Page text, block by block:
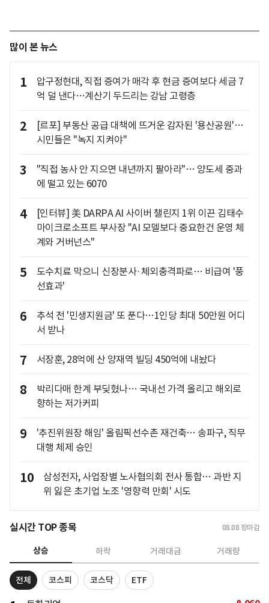
많이 본 뉴스
1
압구정현대, 직접 증여가 매각 후 현금 증여보다 세금 7
억 덜 낸다…계산기 두드리는 강남 고령층
2
[르포] 부동산 공급 대책에 뜨거운 감자된 '용산공원'…
시민들은 "녹지 지켜야"
3
"직접 농사 안 지으면 내년까지 팔아라"… 양도세 중과
에 떨고 있는 6070
4
[인터뷰] 美 DARPA AI 사이버 챌린지 1위 이끈 김태수
마이크로소프트 부사장 "AI 모델보다 중요한건 운영 체
계와 거버넌스"
5
도수치료 막으니 신장분사·체외충격파로… 비급여 '풍
선효과'
6
추석 전 '민생지원금' 또 푼다…1인당 최대 50만원 어디
서 받나
7 서장훈, 28억에 산 양재역 빌딩 450억에 내놨다
8
박리다매 한계 부딪혔나… 국내선 가격 올리고 해외로
향하는 저가커피
9
'추진위원장 해임' 올림픽선수촌 재건축… 송파구, 직무
대행 체제 승인
10
삼성전자, 사업장별 노사협의회 전사 통합… 과반 지
위 잃은 초기업 노조 '영향력 만회' 시도
실시간 TOP 종목 08.08 장마감
상승 하락 거래대금 거래량
전체 코스피 코스닥 ETF